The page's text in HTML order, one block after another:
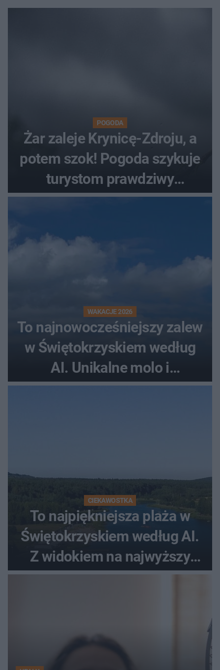
POGODA
Żar zaleje Krynicę-Zdroju, a
potem szok! Pogoda szykuje
turystom prawdziwy
rollercoaster
WAKACJE 2026
To najnowocześniejszy zalew
w Świętokrzyskiem według
AI. Unikalne molo i
promenada
CIEKAWOSTKA
To najpiękniejsza plaża w
Świętokrzyskiem według AI.
Z widokiem na najwyższy
szczyt Gór Świętokrzyskich